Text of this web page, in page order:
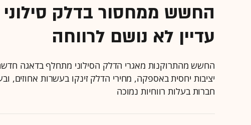
החשש ממחסור בדלק
עדיין לא נושם לרווחה
החשש מהתרוקנות מאגרי הדלק הסילוני מתחלף בדאגה
יציבות יחסית באספקה, מחירי הדלק זינקו בעשרות אחוזים,
חברות בעלות רווחיות נמוכה